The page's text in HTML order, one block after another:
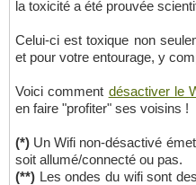
la toxicité a été prouvée
Celui-ci est toxique non
et pour votre entourage, y
Voici comment désactiver le
en faire "profiter" ses voisins !
(*) Un Wifi non-désactivé
soit allumé/connecté ou pas.
(**) Les ondes du wifi sont